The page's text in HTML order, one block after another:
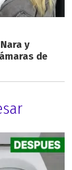
y
de